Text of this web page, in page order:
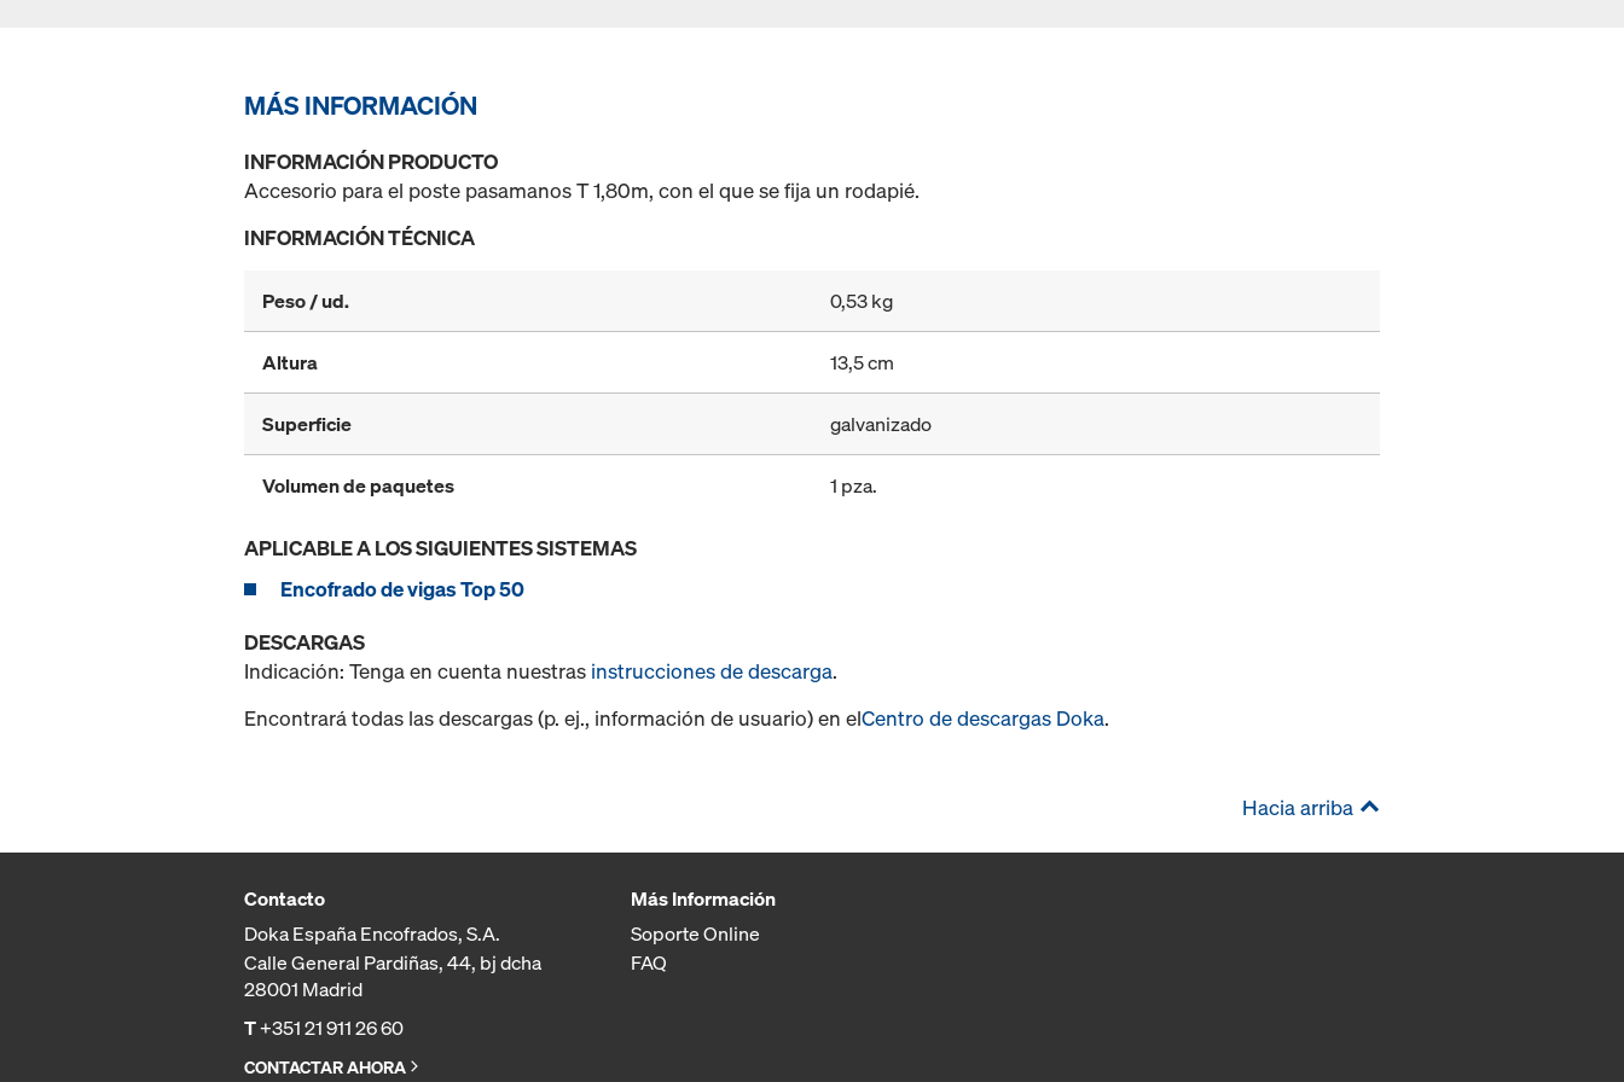
MÁS INFORMACIÓN
INFORMACIÓN PRODUCTO
Accesorio para el poste pasamanos T 1,80m, con el que se fija un rodapié.
INFORMACIÓN TÉCNICA
Peso / ud. 0,53 kg
Altura 13,5 cm
Superficie galvanizado
Volumen de paquetes 1 pza.
APLICABLE A LOS SIGUIENTES SISTEMAS
Encofrado de vigas Top 50
DESCARGAS
Indicación: Tenga en cuenta nuestras instrucciones de descarga.
Encontrará todas las descargas (p. ej., información de usuario) en elCentro de descargas Doka.
Hacia arriba
Contacto
Doka España Encofrados, S.A.
Calle General Pardiñas, 44, bj dcha
28001 Madrid
T+351 21 911 26 60
CONTACTAR AHORA
Más Información
Soporte Online
FAQ